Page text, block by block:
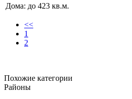
Дома: до 423 кв.м.
<<
1
2
Похожие категории
Районы